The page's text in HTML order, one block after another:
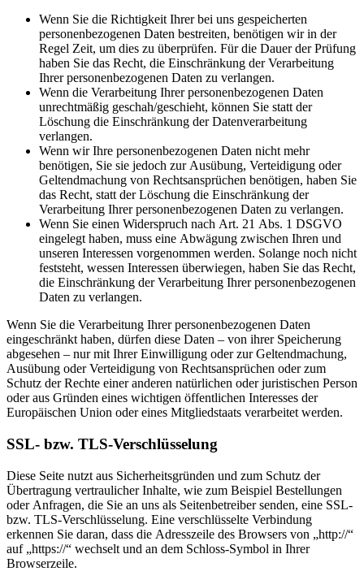
Wenn Sie die Richtigkeit Ihrer bei uns gespeicherten
personenbezogenen Daten bestreiten, benötigen wir in der
Regel Zeit, um dies zu überprüfen. Für die Dauer der Prüfung
haben Sie das Recht, die Einschränkung der Verarbeitung
Ihrer personenbezogenen Daten zu verlangen.
Wenn die Verarbeitung Ihrer personenbezogenen Daten
unrechtmäßig geschah/geschieht, können Sie statt der
Löschung die Einschränkung der Datenverarbeitung
verlangen.
Wenn wir Ihre personenbezogenen Daten nicht mehr
benötigen, Sie sie jedoch zur Ausübung, Verteidigung oder
Geltendmachung von Rechtsansprüchen benötigen, haben Sie
das Recht, statt der Löschung die Einschränkung der
Verarbeitung Ihrer personenbezogenen Daten zu verlangen.
Wenn Sie einen Widerspruch nach Art. 21 Abs. 1 DSGVO
eingelegt haben, muss eine Abwägung zwischen Ihren und
unseren Interessen vorgenommen werden. Solange noch nicht
feststeht, wessen Interessen überwiegen, haben Sie das Recht,
die Einschränkung der Verarbeitung Ihrer personenbezogenen
Daten zu verlangen.
Wenn Sie die Verarbeitung Ihrer personenbezogenen Daten
eingeschränkt haben, dürfen diese Daten – von ihrer Speicherung
abgesehen – nur mit Ihrer Einwilligung oder zur Geltendmachung,
Ausübung oder Verteidigung von Rechtsansprüchen oder zum
Schutz der Rechte einer anderen natürlichen oder juristischen Person
oder aus Gründen eines wichtigen öffentlichen Interesses der
Europäischen Union oder eines Mitgliedstaats verarbeitet werden.
SSL- bzw. TLS-Verschlüsselung
Diese Seite nutzt aus Sicherheitsgründen und zum Schutz der
Übertragung vertraulicher Inhalte, wie zum Beispiel Bestellungen
oder Anfragen, die Sie an uns als Seitenbetreiber senden, eine SSL-
bzw. TLS-Verschlüsselung. Eine verschlüsselte Verbindung
erkennen Sie daran, dass die Adresszeile des Browsers von „http://“
auf „https://“ wechselt und an dem Schloss-Symbol in Ihrer
Browserzeile.